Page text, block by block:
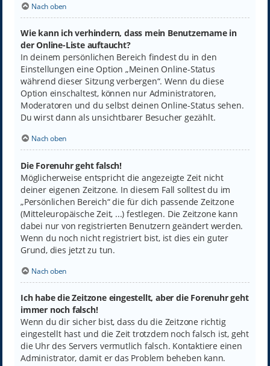
Nach oben
Wie kann ich verhindern, dass mein Benutzername in
der Online-Liste auftaucht?
In deinem persönlichen Bereich findest du in den
Einstellungen eine Option „Meinen Online-Status
während dieser Sitzung verbergen“. Wenn du diese
Option einschaltest, können nur Administratoren,
Moderatoren und du selbst deinen Online-Status sehen.
Du wirst dann als unsichtbarer Besucher gezählt.
Nach oben
Die Forenuhr geht falsch!
Möglicherweise entspricht die angezeigte Zeit nicht
deiner eigenen Zeitzone. In diesem Fall solltest du im
„Persönlichen Bereich“ die für dich passende Zeitzone
(Mitteleuropäische Zeit, ...) festlegen. Die Zeitzone kann
dabei nur von registrierten Benutzern geändert werden.
Wenn du noch nicht registriert bist, ist dies ein guter
Grund, dies jetzt zu tun.
Nach oben
Ich habe die Zeitzone eingestellt, aber die Forenuhr geht
immer noch falsch!
Wenn du dir sicher bist, dass du die Zeitzone richtig
eingestellt hast und die Zeit trotzdem noch falsch ist, geht
die Uhr des Servers vermutlich falsch. Kontaktiere einen
Administrator, damit er das Problem beheben kann.